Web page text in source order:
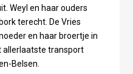
Weyl en haar ouders
terecht. De Vries
en haar broertje in
allerlaatste transport
Belsen.